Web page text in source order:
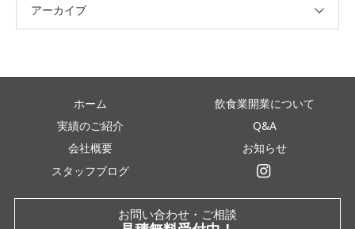
アーカイブ
ホーム
飲食業開業について
実績のご紹介
Q&A
会社概要
お知らせ
スタッフブログ
お問い合わせ・ご相談